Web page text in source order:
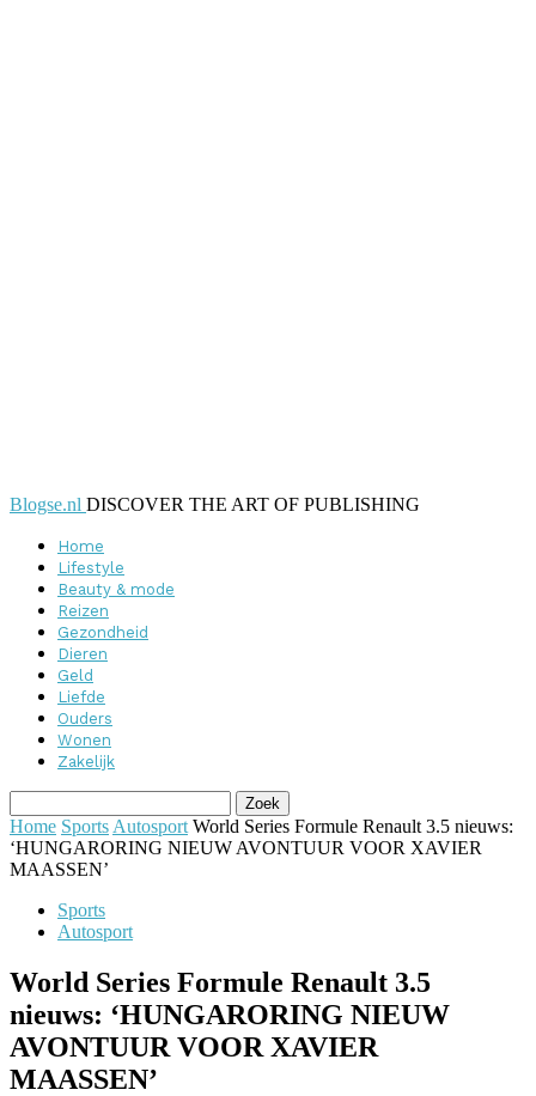
Blogse.nl DISCOVER THE ART OF PUBLISHING
Home
Lifestyle
Beauty & mode
Reizen
Gezondheid
Dieren
Geld
Liefde
Ouders
Wonen
Zakelijk
Home Sports Autosport World Series Formule Renault 3.5 nieuws:
‘HUNGARORING NIEUW AVONTUUR VOOR XAVIER
MAASSEN’
Sports
Autosport
World Series Formule Renault 3.5
nieuws: ‘HUNGARORING NIEUW
AVONTUUR VOOR XAVIER
MAASSEN’